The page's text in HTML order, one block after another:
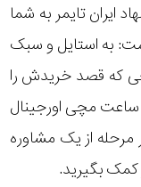
ایران تایمر به شما
به استایل و سبک
که قصد خریدش را
ساعت مچی اورجینال
مرحله از یک مشاوره
بگیرید.